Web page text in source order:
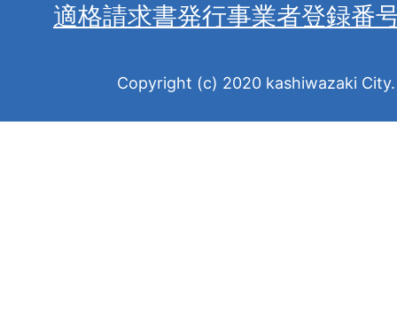
適格請求書発行事業者登録番
Copyright (c) 2020 kashiwazaki